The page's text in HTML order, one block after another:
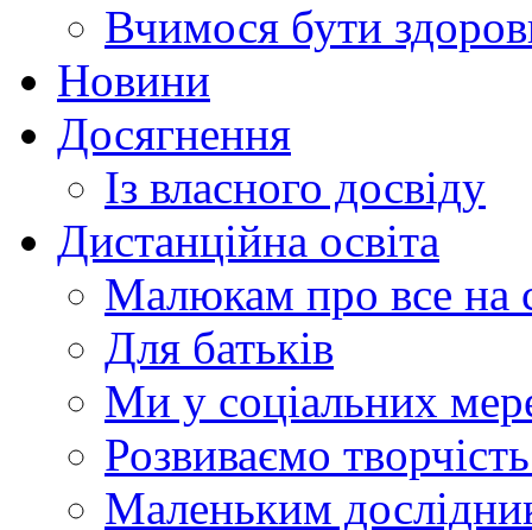
Вчимося бути
Новини
Досягнення
Із власного досвіду
Дистанційна освіта
Малюкам про все на
Для батьків
Ми у соціальних
Розвиваємо
Маленьким